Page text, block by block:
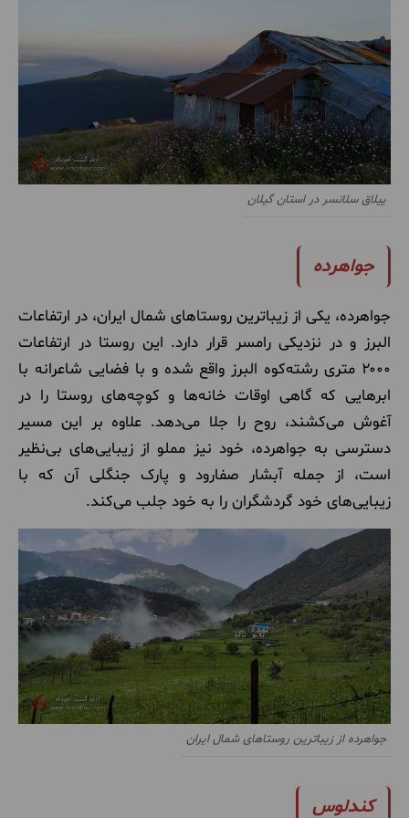
ییلاق سلانسر در استان گیلان
جواهرده
جواهرده، یکی از زیباترین روستاهای شمال ایران، در ارتفاعات
البرز و در نزدیکی رامسر قرار دارد. این روستا در ارتفاعات
۲۰۰۰ متری رشته‌کوه البرز واقع شده و با فضایی شاعرانه با
ابرهایی که گاهی اوقات خانه‌ها و کوچه‌های روستا را در
آغوش می‌کشند، روح را جلا می‌دهد. علاوه بر این مسیر
دسترسی به جواهرده، خود نیز مملو از زیبایی‌های بی‌نظیر
است، از جمله آبشار صفارود و پارک جنگلی آن که با
زیبایی‌های خود گردشگران را به خود جلب می‌کند.
جواهرده از زیباترین روستاهای شمال ایران
کندلوس